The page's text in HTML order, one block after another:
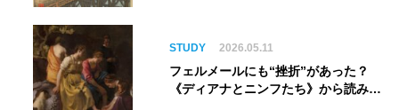
STUDY 2026.05.11
フェルメールにも“挫折”があった？
《ディアナとニンフたち》から読み解